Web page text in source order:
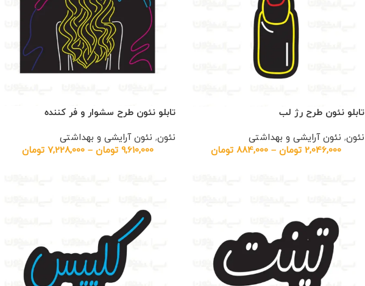
تابلو نئون طرح رژ لب
نئون, نئون آرایشی و بهداشتی
2,046,000 تومان –
884,000 تومان
تابلو نئون طرح سشوار و فر کننده
نئون, نئون آرایشی و بهداشتی
9,610,000 تومان –
7,228,000 تومان